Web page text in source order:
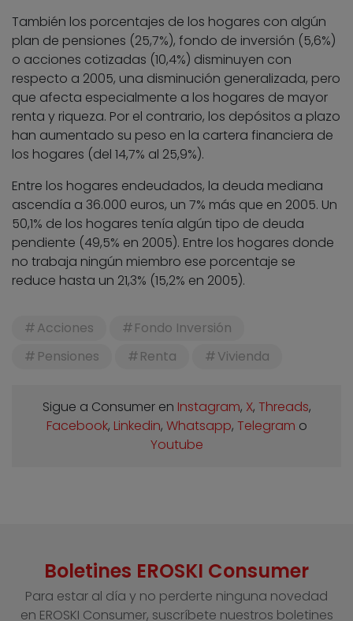
También los porcentajes de los hogares con algún
plan de pensiones (25,7%), fondo de inversión (5,6%)
o acciones cotizadas (10,4%) disminuyen con
respecto a 2005, una disminución generalizada, pero
que afecta especialmente a los hogares de mayor
renta y riqueza. Por el contrario, los depósitos a plazo
han aumentado su peso en la cartera financiera de
los hogares (del 14,7% al 25,9%).
Entre los hogares endeudados, la deuda mediana
ascendía a 36.000 euros, un 7% más que en 2005. Un
50,1% de los hogares tenía algún tipo de deuda
pendiente (49,5% en 2005). Entre los hogares donde
no trabaja ningún miembro ese porcentaje se
reduce hasta un 21,3% (15,2% en 2005).
Acciones
Fondo Inversión
Pensiones
Renta Vivienda
Sigue a Consumer en Instagram, X, Threads,
Facebook, Linkedin, Whatsapp, Telegram o
Youtube
Boletines EROSKI Consumer
Para estar al día y no perderte ninguna novedad
en EROSKI Consumer, suscríbete nuestros boletines